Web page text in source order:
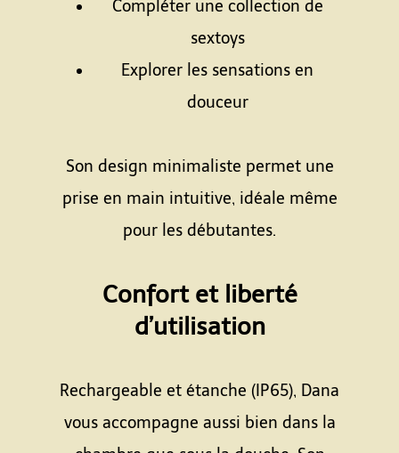
Compléter une collection de
sextoys
Explorer les sensations en
douceur
Son design minimaliste permet une
prise en main intuitive, idéale même
pour les débutantes.
Confort et liberté
d’utilisation
Rechargeable et étanche (IP65), Dana
vous accompagne aussi bien dans la